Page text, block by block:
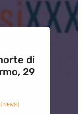
di
29
| NEWS|